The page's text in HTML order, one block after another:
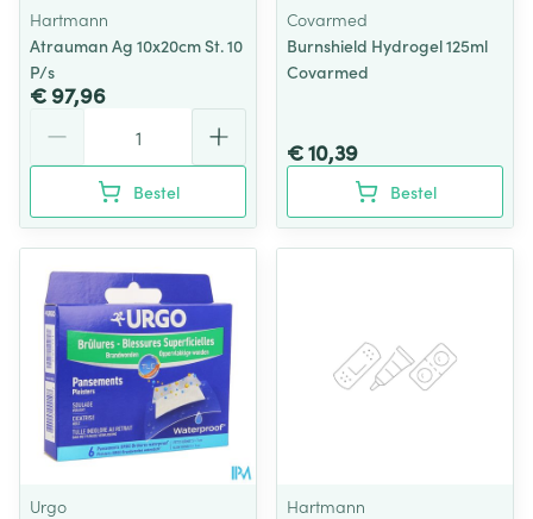
Hartmann
Atrauman Ag 10x20cm St. 10
P/s
€ 97,96
Bestel
Covarmed
Burnshield Hydrogel 125ml
Covarmed
€ 10,39
Bestel
Urgo
Hartmann